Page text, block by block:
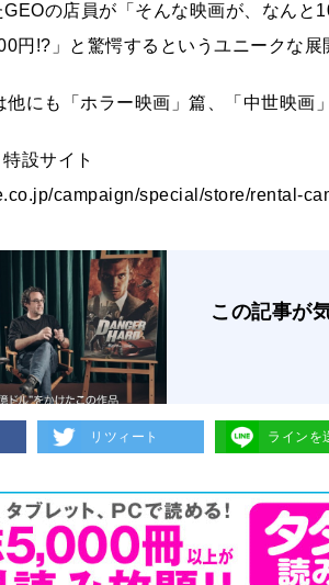
の店員が「そんな映画が、なん
円!?」と驚愕するというユニークな展
他にも「ホラー映画」篇、「中世映画
設サイト
campaign/special/store/rental-
この記事が
リツィート ラインを